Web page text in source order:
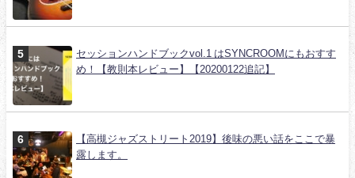
セッションハンドブックvol.1 はSYNCROOMにもおすす
め！【教則本レビュー】【20200122追記】
【高槻ジャズストリート2019】後味の悪い話をここで暴
露します。